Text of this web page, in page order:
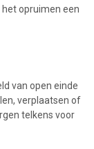
het opruimen een
van open einde
verplaatsen of
telkens voor